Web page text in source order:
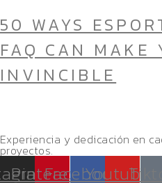
50 WAYS
FAQ CAN MAKE
INVINCIBLE
Experiencia y dedicación en
proyectos.
Pinterest
Facebook
Youtube